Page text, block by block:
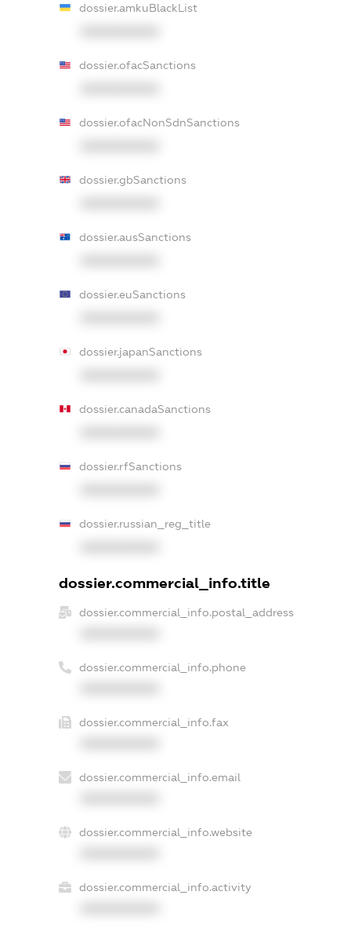
dossier.amkuBlackList
dossier.ofacSanctions
dossier.ofacNonSdnSanctions
dossier.gbSanctions
dossier.ausSanctions
dossier.euSanctions
dossier.japanSanctions
dossier.canadaSanctions
dossier.rfSanctions
dossier.russian_reg_title
dossier.commercial_info.title
dossier.commercial_info.postal_address
dossier.commercial_info.phone
dossier.commercial_info.fax
dossier.commercial_info.email
dossier.commercial_info.website
dossier.commercial_info.activity